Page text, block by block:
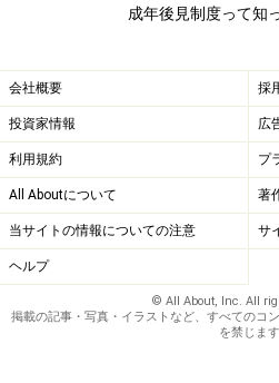
成年後見制度って知
会社概要 採
投資家情報 広
利用規約 プ
All Aboutについて 著
当サイトの情報についての注意 サ
ヘルプ
© All About, Inc. All
掲載の記事・写真・イラストなど、すべてのコ
を禁じます